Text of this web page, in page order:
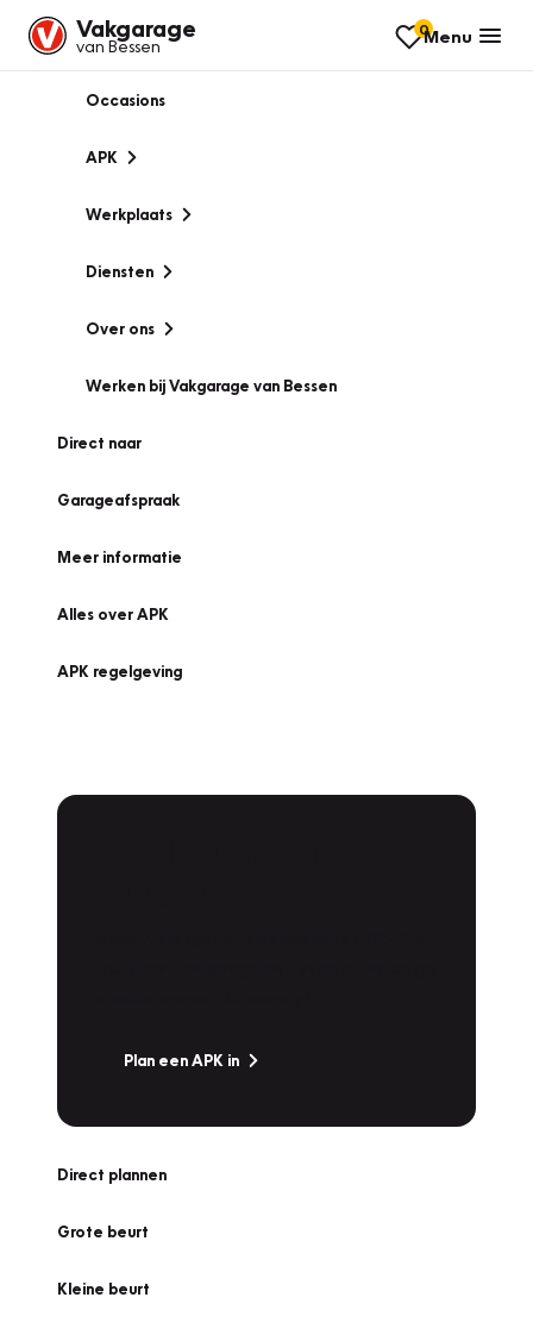
Vakgarage
van Bessen
0Menu
Occasions
APK
Werkplaats
Diensten
Over ons
Werken bij Vakgarage van Bessen
Direct naar
Garageafspraak
Meer informatie
Alles over APK
APK regelgeving
Plan een APK in
Direct plannen
Grote beurt
Kleine beurt